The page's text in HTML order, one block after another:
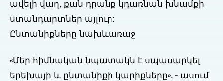
ավելի վաղ, քան դրանք կդառնան խնամքի
ստանդարտներ այլուր:
Ընտանիքները նախևառաջ
«Մեր հիմնական նպատակն է սպասարկել
երեխայի և ընտանիքի կարիքները», - ասում